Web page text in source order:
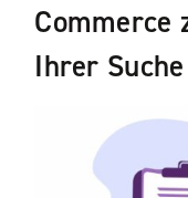
Commerce
Ihrer Suche